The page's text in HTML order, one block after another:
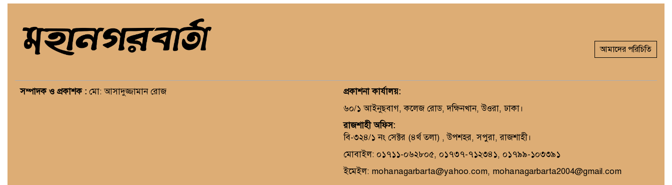
আমাদের পরিচিতি
সম্পাদক ও প্রকাশক : মো: আসাদুজ্জামান রোজ প্রকাশনা কার্যালয়:
৬০/১ আইনুছবাগ, কলেজ রোড, দক্ষিনখান, উওরা, ঢাকা।
রাজশাহী অফিস:
বি-৩২৪/১ নং সেক্টর (৪র্থ তলা) , উপশহর, সপুরা, রাজশাহী।
মোবাইল: ০১৭১১-০৬২৮০৫, ০১৭৩৭-৭১২৩৪১, ০১৭৯৯-১০৩৩৯১
ইমেইল: mohanagarbarta@yahoo.com, mohanagarbarta2004@gmail.com